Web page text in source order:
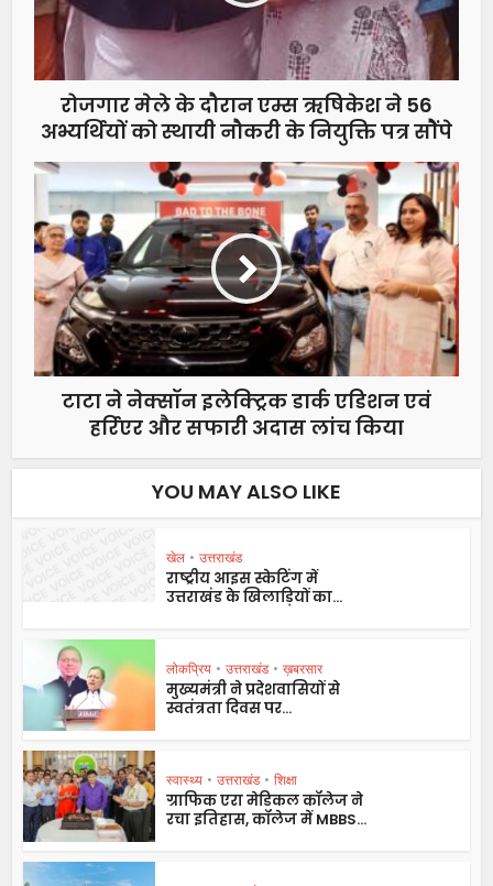
रोजगार मेले के दौरान एम्स ऋषिकेश ने 56
अभ्यर्थियों को स्थायी नौकरी के नियुक्ति पत्र सौेंपे
टाटा ने नेक्सॉन इलेक्ट्रिक डार्क एडिशन एवं
हर्रिएर और सफारी अदास लांच किया
YOU MAY ALSO LIKE
खेल • उत्तराखंड
राष्ट्रीय आइस स्केटिंग में
उत्तराखंड के खिलाड़ियों का...
लोकप्रिय • उत्तराखंड • ख़बरसार
मुख्यमंत्री ने प्रदेशवासियों से
स्वतंत्रता दिवस पर...
स्वास्थ्य • उत्तराखंड • शिक्षा
ग्राफिक एरा मेडिकल कॉलेज ने
रचा इतिहास, कॉलेज में MBBS...